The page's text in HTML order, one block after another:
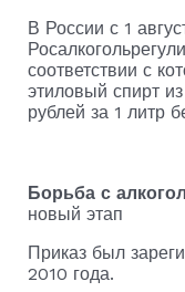
В России с 1
соответствии с
этиловый спирт
рублей за 1 литр
Борьба с
новый этап
Приказ был
2010 года.